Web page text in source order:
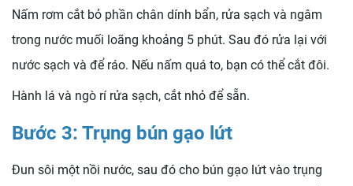
Nấm rơm cắt bỏ phần chân dính bẩn, rửa sạch và ngâm
trong nước muối loãng khoảng 5 phút. Sau đó rửa lại với
nước sạch và để ráo. Nếu nấm quá to, bạn có thể cắt đôi.
Hành lá và ngò rí rửa sạch, cắt nhỏ để sẵn.
Bước 3: Trụng bún gạo lứt
Đun sôi một nồi nước, sau đó cho bún gạo lứt vào trụng